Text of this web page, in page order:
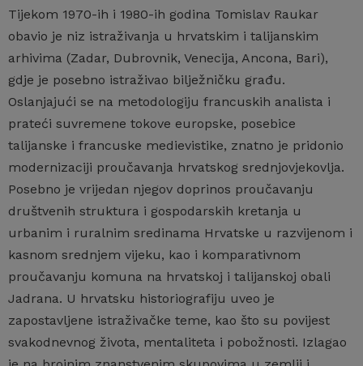
Tijekom 1970-ih i 1980-ih godina Tomislav Raukar
obavio je niz istraživanja u hrvatskim i talijanskim
arhivima (Zadar, Dubrovnik, Venecija, Ancona, Bari),
gdje je posebno istraživao bilježničku građu.
Oslanjajući se na metodologiju francuskih analista i
prateći suvremene tokove europske, posebice
talijanske i francuske medievistike, znatno je pridonio
modernizaciji proučavanja hrvatskog srednjovjekovlja.
Posebno je vrijedan njegov doprinos proučavanju
društvenih struktura i gospodarskih kretanja u
urbanim i ruralnim sredinama Hrvatske u razvijenom i
kasnom srednjem vijeku, kao i komparativnom
proučavanju komuna na hrvatskoj i talijanskoj obali
Jadrana. U hrvatsku historiografiju uveo je
zapostavljene istraživačke teme, kao što su povijest
svakodnevnog života, mentaliteta i pobožnosti. Izlagao